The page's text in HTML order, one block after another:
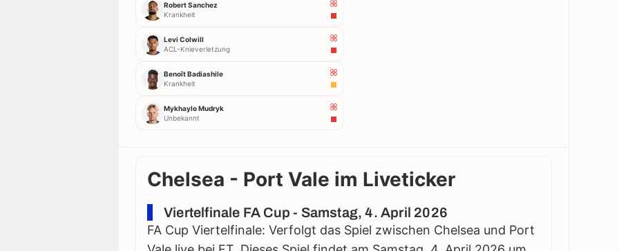
Robert Sanchez
Krankheit
Levi Colwill
ACL-Knieverletzung
Benoît Badiashile
Krankheit
Mykhaylo Mudryk
Unbekannt
Chelsea - Port Vale im Liveticker
Viertelfinale FA Cup - Samstag, 4. April 2026
FA Cup Viertelfinale: Verfolgt das Spiel zwischen Chelsea und Port